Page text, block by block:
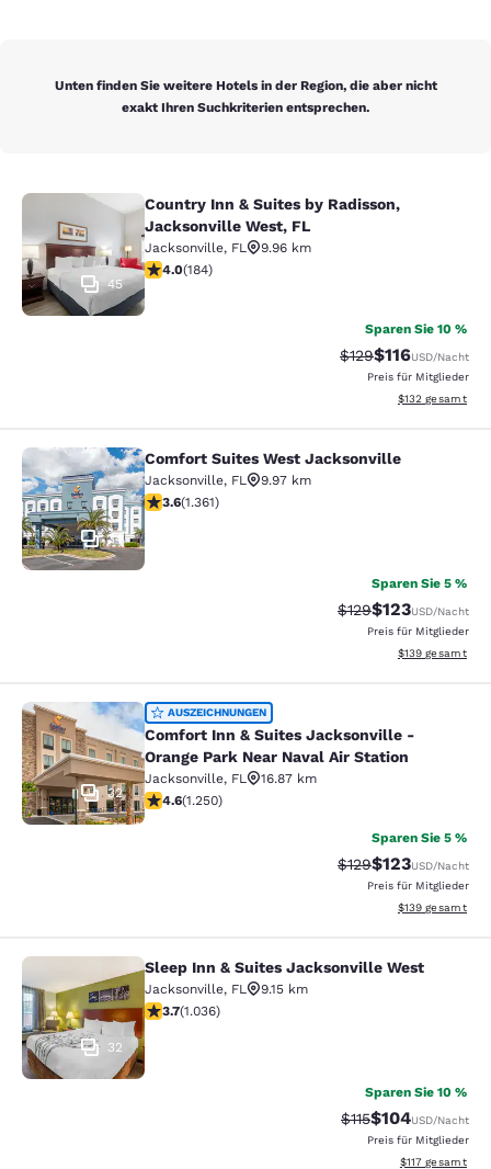
Unten finden Sie weitere Hotels in der Region, die aber nicht
exakt Ihren Suchkriterien entsprechen.
Country Inn & Suites by Radisson,
45
Country Inn & Suites by Radisson,
Jacksonville West, FL
Jacksonville, FL
9.96 km
4.01-Sterne-Bewertung. Sehr gut. 184 Bewertungen
4.0(184)
Sparen Sie 10 %
Durchgestrichener
$129Vergünstigter
$116USD/Nacht
Preis für Mitglieder
Geschätzte
$132 gesamt
Comfort Suites West Jacksonville
34
Comfort Suites West Jacksonville
Jacksonville, FL
9.97 km
3.65-Sterne-Bewertung. Gut. 1361 Bewertungen
3.6(1.361)
Sparen Sie 5 %
Durchgestrichener
$129Vergünstigter
$123USD/Nacht
Preis für Mitglieder
Geschätzte
$139 gesamt
Comfort Inn & Suites Jacksonville -
32
AUSZEICHNUNGEN
Comfort Inn & Suites Jacksonville -
Orange Park Near Naval Air Station
Jacksonville, FL
16.87 km
4.64-Sterne-Bewertung. Außergewöhnlich. 1250
4.6(1.250)
Sparen Sie 5 %
Durchgestrichener
$129Vergünstigter
$123USD/Nacht
Preis für Mitglieder
Geschätzte
$139 gesamt
Sleep Inn & Suites Jacksonville
32
Sleep Inn & Suites Jacksonville West
Jacksonville, FL
9.15 km
3.66-Sterne-Bewertung. Gut. 1036 Bewertungen
3.7(1.036)
Sparen Sie 10 %
Durchgestrichener
$115Vergünstigter
$104USD/Nacht
Preis für Mitglieder
Geschätzte
$117 gesamt